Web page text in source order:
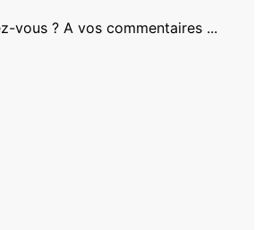
vous ? A vos commentaires ...